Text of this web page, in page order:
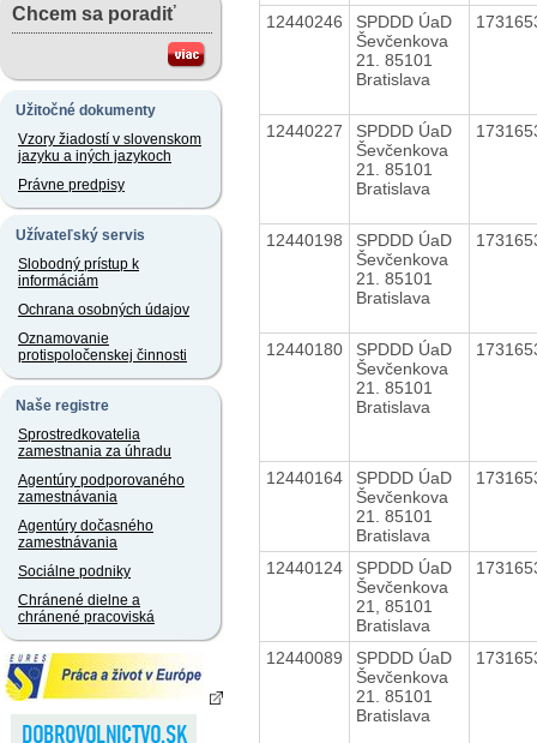
Chcem sa poradiť
Užitočné dokumenty
Vzory žiadostí v slovenskom
jazyku a iných jazykoch
Právne predpisy
Užívateľský servis
Slobodný prístup k
informáciám
Ochrana osobných údajov
Oznamovanie
protispoločenskej činnosti
Naše registre
Sprostredkovatelia
zamestnania za úhradu
Agentúry podporovaného
zamestnávania
Agentúry dočasného
zamestnávania
Sociálne podniky
Chránené dielne a
chránené pracoviská
12440246
SPDDD ÚaD
Ševčenkova
21. 85101
Bratislava
12440227
SPDDD ÚaD
Ševčenkova
21. 85101
Bratislava
12440198
SPDDD ÚaD
Ševčenkova
21. 85101
Bratislava
12440180
SPDDD ÚaD
Ševčenkova
21. 85101
Bratislava
12440164
SPDDD ÚaD
Ševčenkova
21. 85101
Bratislava
12440124
SPDDD ÚaD
Ševčenkova
21, 85101
Bratislava
12440089
SPDDD ÚaD
Ševčenkova
21. 85101
Bratislava